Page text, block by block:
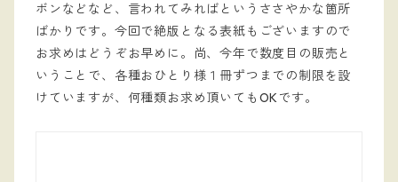
ボンなどなど、言われてみればというささやかな箇所
ばかりです。今回で絶版となる表紙もございますので
お求めはどうぞお早めに。尚、今年で数度目の販売と
いうことで、各種おひとり様１冊ずつまでの制限を設
けていますが、何種類お求め頂いてもOKです。